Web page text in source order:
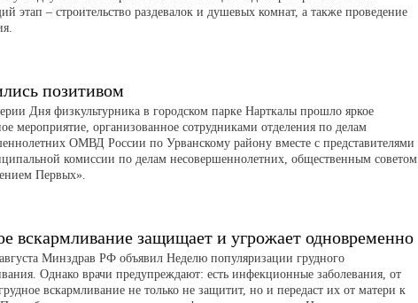
этап – строительство раздевалок и душевых комнат, а также проведение
позитивом
Дня физкультурника в городском парке Нарткалы прошло яркое
мероприятие, организованное сотрудниками отделения по делам
ОМВД России по Урванскому району вместе с представителями
комиссии по делам несовершеннолетних, общественным советом
Первых».
вскармливание защищает и угрожает одновременно
Минздрав РФ объявил Неделю популяризации грудного
Однако врачи предупреждают: есть инфекционные заболевания, от
вскармливание не только не защитит, но и передаст их от матери к